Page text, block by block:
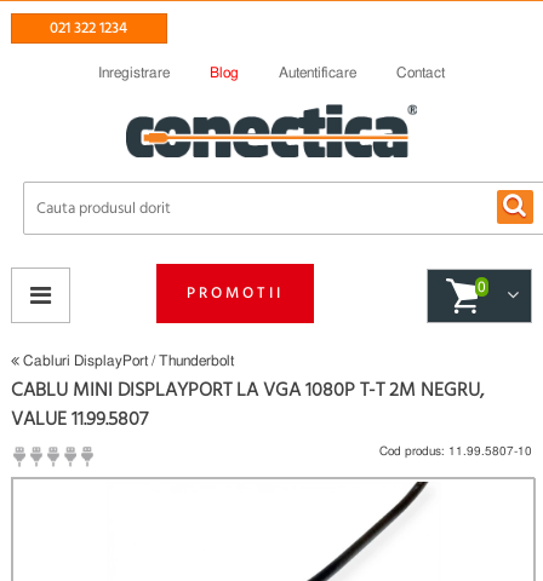
021 322 1234
Inregistrare Blog Autentificare Contact
PROMOTII 0
Cabluri DisplayPort / Thunderbolt
CABLU MINI DISPLAYPORT LA VGA 1080P T-T 2M NEGRU,
VALUE 11.99.5807
(
Cod produs: 11.99.5807-10